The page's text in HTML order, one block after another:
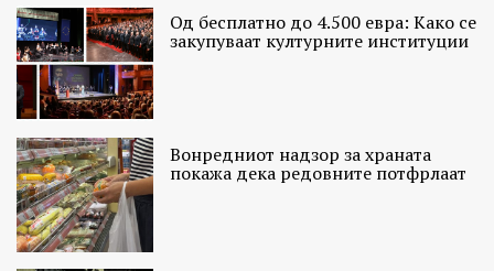
Од бесплатно до 4.500 евра: Како се
закупуваат културните институции
Вонредниот надзор за храната
покажа дека редовните потфрлаат